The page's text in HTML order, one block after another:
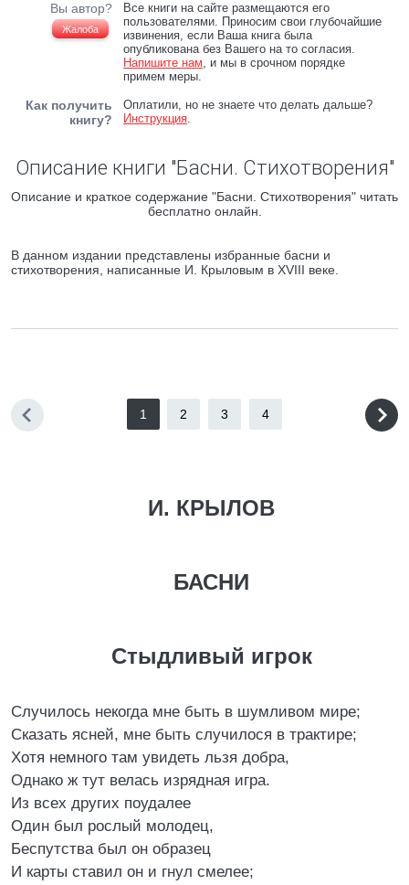
Вы автор?
Жалоба
Все книги на сайте размещаются его
пользователями. Приносим свои глубочайшие
извинения, если Ваша книга была
опубликована без Вашего на то согласия.
Напишите нам, и мы в срочном порядке
примем меры.
Как получить
книгу?
Оплатили, но не знаете что делать дальше?
Инструкция.
Описание книги "Басни. Стихотворения"
Описание и краткое содержание "Басни. Стихотворения" читать
бесплатно онлайн.
В данном издании представлены избранные басни и
стихотворения, написанные И. Крыловым в XVIII веке.
1 2 3 4
И. КРЫЛОВ
БАСНИ
Стыдливый игрок
Случилось некогда мне быть в шумливом мире;
Сказать ясней, мне быть случилося в трактире;
Хотя немного там увидеть льзя добра,
Однако ж тут велась изрядная игра.
Из всех других поудалее
Один был рослый молодец,
Беспутства был он образец
И карты ставил он и гнул смелее;